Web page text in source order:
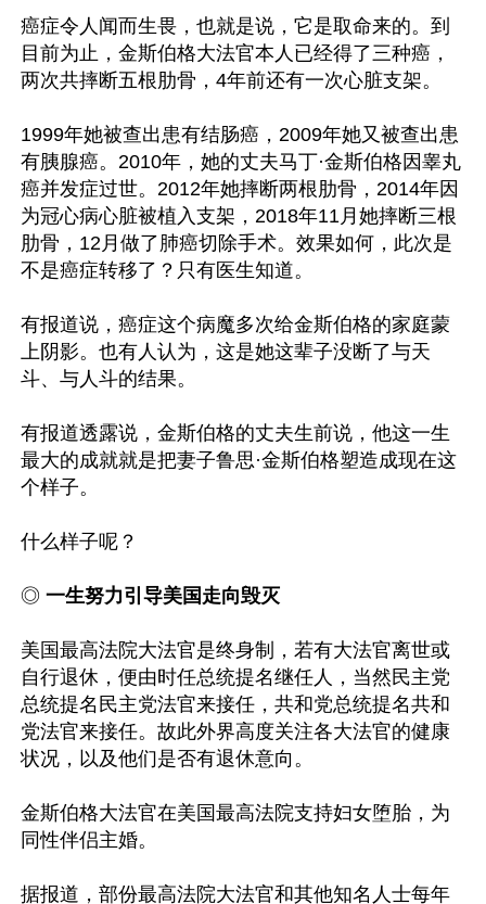
癌症令人闻而生畏，也就是说，它是取命来的。到
目前为止，金斯伯格大法官本人已经得了三种癌，
两次共摔断五根肋骨，4年前还有一次心脏支架。
1999年她被查出患有结肠癌，2009年她又被查出患
有胰腺癌。2010年，她的丈夫马丁·金斯伯格因睾丸
癌并发症过世。2012年她摔断两根肋骨，2014年因
为冠心病心脏被植入支架，2018年11月她摔断三根
肋骨，12月做了肺癌切除手术。效果如何，此次是
不是癌症转移了？只有医生知道。
有报道说，癌症这个病魔多次给金斯伯格的家庭蒙
上阴影。也有人认为，这是她这辈子没断了与天
斗、与人斗的结果。
有报道透露说，金斯伯格的丈夫生前说，他这一生
最大的成就就是把妻子鲁思·金斯伯格塑造成现在这
个样子。
什么样子呢？
◎ 一生努力引导美国走向毁灭
美国最高法院大法官是终身制，若有大法官离世或
自行退休，便由时任总统提名继任人，当然民主党
总统提名民主党法官来接任，共和党总统提名共和
党法官来接任。故此外界高度关注各大法官的健康
状况，以及他们是否有退休意向。
金斯伯格大法官在美国最高法院支持妇女堕胎，为
同性伴侣主婚。
据报道，部份最高法院大法官和其他知名人士每年